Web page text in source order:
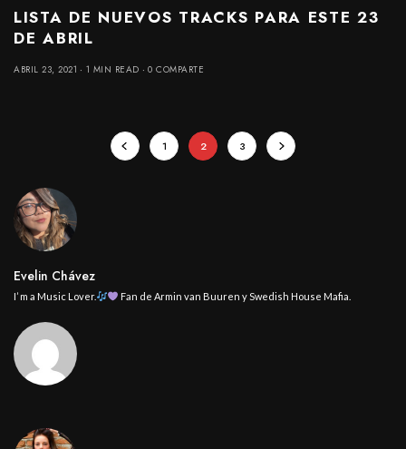
LISTA DE NUEVOS TRACKS PARA ESTE 23
DE ABRIL
ABRIL 23, 2021 1 MIN READ 0 COMPARTE
1 2 3
Evelin Chávez
I’ m a Music Lover. Fan de Armin van Buuren y Swedish House Mafia.